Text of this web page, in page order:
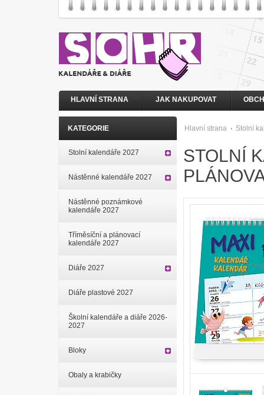
Hlavní strana Stolní
STOLNÍ
KATEGORIE
Stolní kalendáře 2027
Nástěnné kalendáře 2027
Nástěnné poznámkové
kalendáře 2027
Tříměsíční a plánovací
kalendáře 2027
Diáře 2027
Diáře plastové 2027
Školní kalendáře a diáře 2026-
2027
Bloky
Obaly a krabičky
HLAVNÍ STRANA JAK NAKUPOVAT